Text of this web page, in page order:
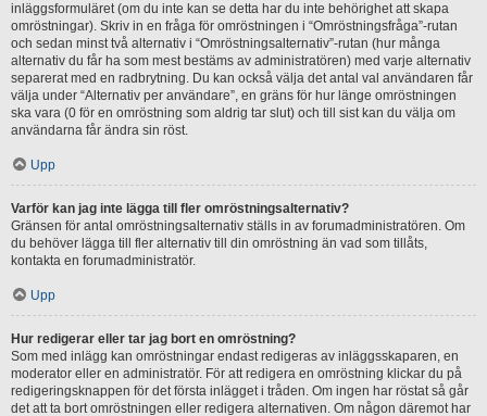
inläggsformuläret (om du inte kan se detta har du inte behörighet att skapa
omröstningar). Skriv in en fråga för omröstningen i “Omröstningsfråga”-rutan
och sedan minst två alternativ i “Omröstningsalternativ”-rutan (hur många
alternativ du får ha som mest bestäms av administratören) med varje alternativ
separerat med en radbrytning. Du kan också välja det antal val användaren får
välja under “Alternativ per användare”, en gräns för hur länge omröstningen
ska vara (0 för en omröstning som aldrig tar slut) och till sist kan du välja om
användarna får ändra sin röst.
Upp
Varför kan jag inte lägga till fler omröstningsalternativ?
Gränsen för antal omröstningsalternativ ställs in av forumadministratören. Om
du behöver lägga till fler alternativ till din omröstning än vad som tillåts,
kontakta en forumadministratör.
Upp
Hur redigerar eller tar jag bort en omröstning?
Som med inlägg kan omröstningar endast redigeras av inläggsskaparen, en
moderator eller en administratör. För att redigera en omröstning klickar du på
redigeringsknappen för det första inlägget i tråden. Om ingen har röstat så går
det att ta bort omröstningen eller redigera alternativen. Om någon däremot har